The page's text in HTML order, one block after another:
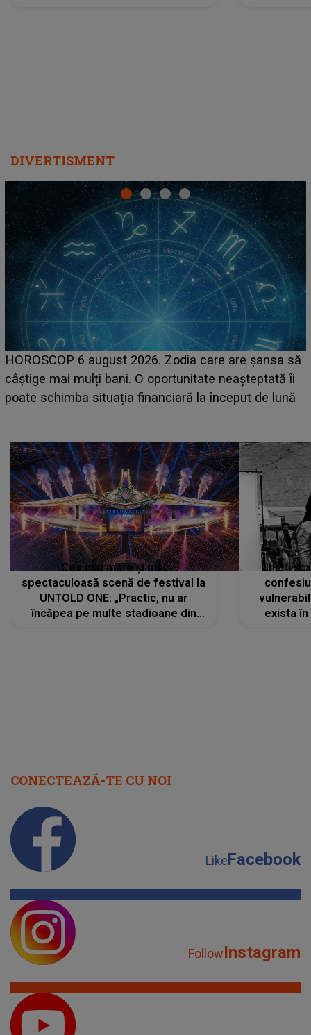
DIVERTISMENT
LINE-UP UNTOLD ONE, prima zi. Cine sunt artiștii
care deschid festivalul și de la ce ore au loc cele mai
așteptate concerte pe scena principală?
Cea mai mare și mai
spectaculoasă scenă de festival la
UNTOLD ONE: „Practic, nu ar
încăpea pe multe stadioane din
Charli
exista
CONECTEAZĂ-TE CU NOI
LikeFacebook
FollowInstagram